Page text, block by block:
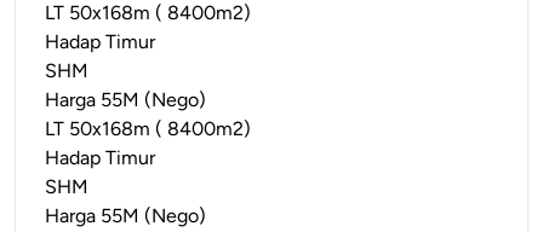
LT 50x168m ( 8400m2)
Hadap Timur
SHM
Harga 55M (Nego)
LT 50x168m ( 8400m2)
Hadap Timur
SHM
Harga 55M (Nego)